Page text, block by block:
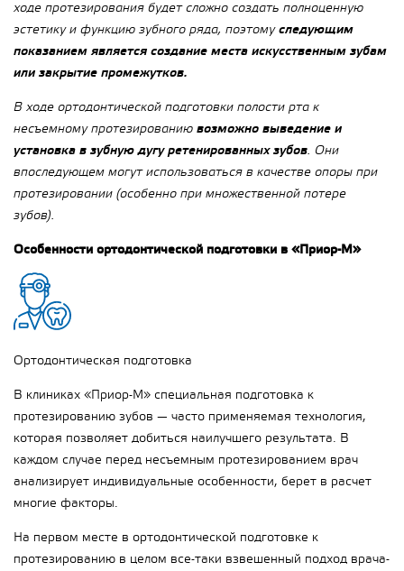
ходе протезирования будет сложно создать полноценную
эстетику и функцию зубного ряда, поэтомуследующим
показанием является создание места искусственным зубам
или закрытие промежутков.
В ходе ортодонтической подготовки полости рта к
несъемному протезированию возможно выведение и
установка в зубную дугу ретенированных зубов. Они
впоследующем могут использоваться в качестве опоры при
протезировании (особенно при множественной потере
зубов).
Особенности ортодонтической подготовки в «Приор-М»
Ортодонтическая подготовка
В клиниках «Приор-М» специальная подготовка к
протезированию зубов — часто применяемая технология,
которая позволяет добиться наилучшего результата. В
каждом случае перед несъемным протезированием врач
анализирует индивидуальные особенности, берет в расчет
многие факторы.
На первом месте в ортодонтической подготовке к
протезированию в целом все-таки взвешенный подход врача-